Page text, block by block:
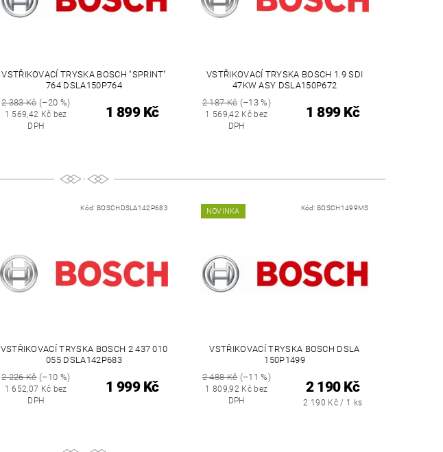
VSTŘIKOVACÍ TRYSKA BOSCH "SPRINT"
764 DSLA150P764
2 383 Kč(–20 %)
1 569,42 Kč bez
DPH
1 899 Kč
VSTŘIKOVACÍ TRYSKA BOSCH 1.9 SDI
47KW ASY DSLA150P672
2 187 Kč(–13 %)
1 569,42 Kč bez
DPH
1 899 Kč
Kód: BOSCHDSLA142P683
VSTŘIKOVACÍ TRYSKA BOSCH 2 437 010
055 DSLA142P683
2 226 Kč(–10 %)
1 652,07 Kč bez
DPH
1 999 Kč
NOVINKA Kód: BOSCH1499MS
VSTŘIKOVACÍ TRYSKA BOSCH DSLA
150P1499
2 488 Kč(–11 %)
1 809,92 Kč bez
DPH
2 190 Kč
2 190 Kč / 1 ks